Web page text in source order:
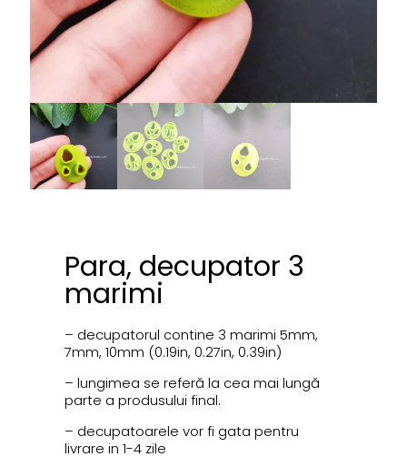
Para, decupator 3
marimi
– decupatorul contine 3 marimi 5mm,
7mm, 10mm (0.19in, 0.27in, 0.39in)
– lungimea se referă la cea mai lungă
parte a produsului final.
– decupatoarele vor fi gata pentru
livrare in 1-4 zile